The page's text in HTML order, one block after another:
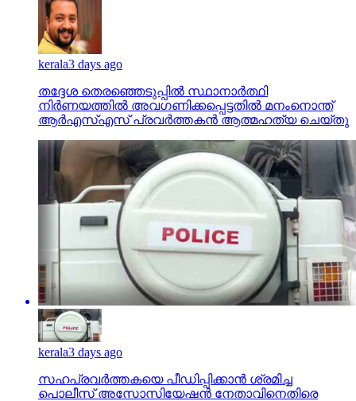
kerala3 days ago
തദ്ദേശ തെരഞ്ഞെടുപ്പില്‍ സ്ഥാനാര്‍ത്ഥി
നിര്‍ണയത്തില്‍ അവഗണിക്കപ്പെട്ടതില്‍ മനംനൊന്ത്
ആര്‍എസ്എസ് പ്രവര്‍ത്തകന്‍ ആത്മഹത്യ ചെയ്തു
kerala3 days ago
സഹപ്രവര്‍ത്തകയെ പീഡിപ്പിക്കാന്‍ ശ്രമിച്ച
പൊലീസ് അസോസിയേഷന്‍ നേതാവിനെതിരെ
കേസ്